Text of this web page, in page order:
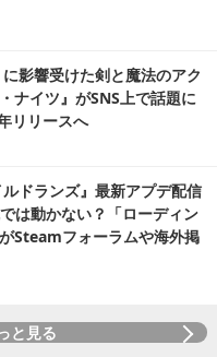
に影響受けた剣と魔法のアク
ナイツ』がSNS上で話題に
リリースへ
ルドランズ』最新アプデ配信
は動かない？「ローディン
Steamフォーラムや海外掲
と見る